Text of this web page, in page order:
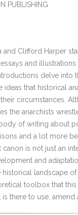
PUBLISHING
and Clifford Harper
and
delve into
that historical
circumstances.
the anarchists
of writing about
and a lot more
canon is not just an
and
landscape
toolbox that
there to use, amend